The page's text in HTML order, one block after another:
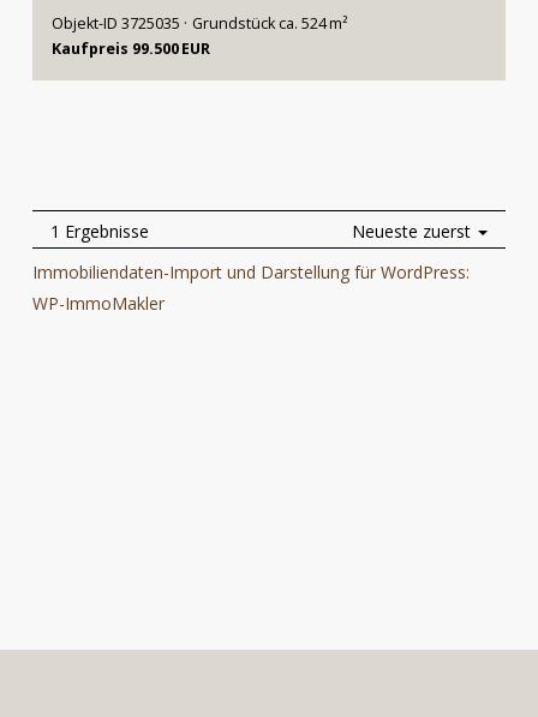
Objekt-ID 3725035
Grund­stück ca. 524 m²
Kaufpreis 99.500 EUR
1 Ergebnisse
Neueste zuerst
Immobiliendaten-Import und Darstellung für WordPress:
WP-ImmoMakler